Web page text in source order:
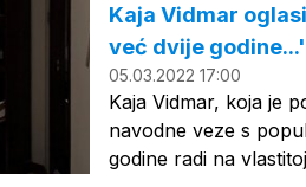
Kaja Vidmar
već dvije godine...'
05.03.2022 17:00
Kaja Vidmar, koja je
navodne veze s
godine radi na